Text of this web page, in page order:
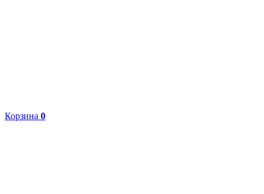
Корзина 0